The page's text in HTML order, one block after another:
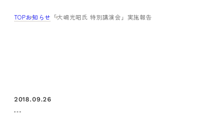
ODCデザイン相談デスク
イベント
TOPお知らせ 「大嶋光昭氏 特別講演会」実施報告
2018.09.26